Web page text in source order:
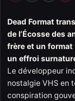
Dead Format
de l’Écosse des
frère et un format
un effroi
Le développeur
nostalgie VHS en
conspiration